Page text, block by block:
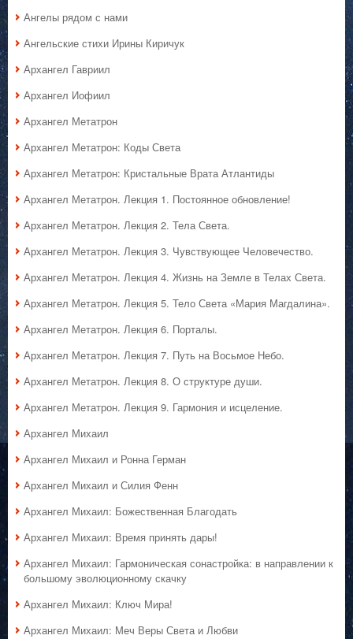
Ангелы рядом с нами
Ангельские стихи Ирины Киричук
Архангел Гавриил
Архангел Иофиил
Архангел Метатрон
Архангел Метатрон: Коды Света
Архангел Метатрон: Кристальные Врата Атлантиды
Архангел Метатрон. Лекция 1. Постоянное обновление!
Архангел Метатрон. Лекция 2. Тела Света.
Архангел Метатрон. Лекция 3. Чувствующее Человечество.
Архангел Метатрон. Лекция 4. Жизнь на Земле в Телах Света.
Архангел Метатрон. Лекция 5. Тело Света «Мария Магдалина».
Архангел Метатрон. Лекция 6. Порталы.
Архангел Метатрон. Лекция 7. Путь на Восьмое Небо.
Архангел Метатрон. Лекция 8. О структуре души.
Архангел Метатрон. Лекция 9. Гармония и исцеление.
Архангел Михаил
Архангел Михаил и Ронна Герман
Архангел Михаил и Силия Фенн
Архангел Михаил: Божественная Благодать
Архангел Михаил: Время принять дары!
Архангел Михаил: Гармоническая сонастройка: в направлении к
большому эволюционному скачку
Архангел Михаил: Ключ Мира!
Архангел Михаил: Меч Веры Света и Любви